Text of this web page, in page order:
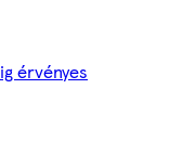
érvényes